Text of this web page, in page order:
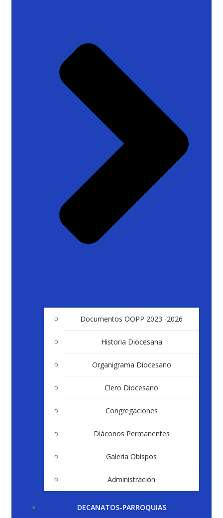
Documentos OOPP 2023 -2026
Historia Diocesana
Organigrama Diocesano
Clero Diocesano
Congregaciones
Diáconos Permanentes
Galeria Obispos
Administración
DECANATOS-PARROQUIAS